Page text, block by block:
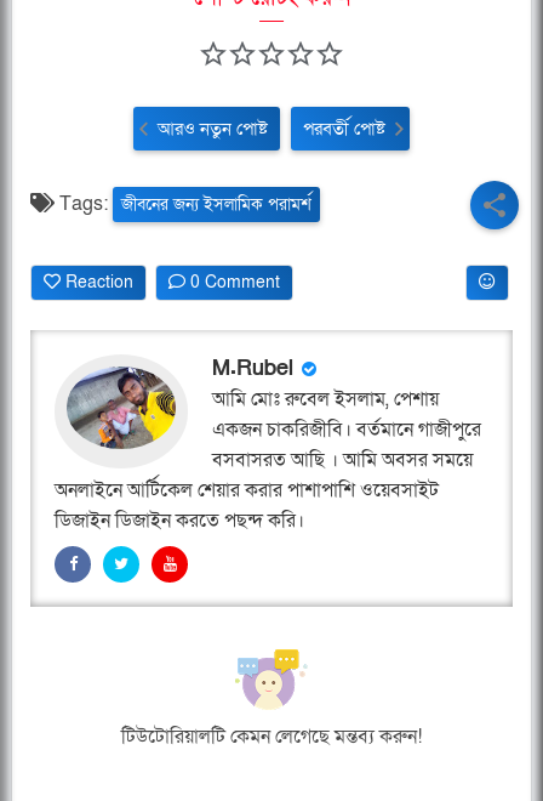
আরও নতুন পোষ্ট পরবর্তী পোষ্ট
Tags: জীবনের জন্য ইসলামিক পরামর্শ
Reaction 0 Comment
M.Rubel
আমি মোঃ রুবেল ইসলাম, পেশায়
একজন চাকরিজীবি। বর্তমানে গাজীপুরে
বসবাসরত আছি । আমি অবসর সময়ে
অনলাইনে আর্টিকেল শেয়ার করার পাশাপাশি ওয়েবসাইট
ডিজাইন ডিজাইন করতে পছন্দ করি।
টিউটোরিয়ালটি কেমন লেগেছে মন্তব্য করুন!